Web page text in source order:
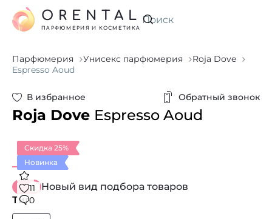
Искать
ORENTAL
ПАРФЮМЕРИЯ И КОСМЕТИКА
Парфюмерия Унисекс парфюмерия
Roja Dove
Espresso Aoud
В избранное Обратный звонок
Roja Dove Espresso Aoud
Скидка 25%
Новинка
11
0
Новый вид подбора товаров
Тип